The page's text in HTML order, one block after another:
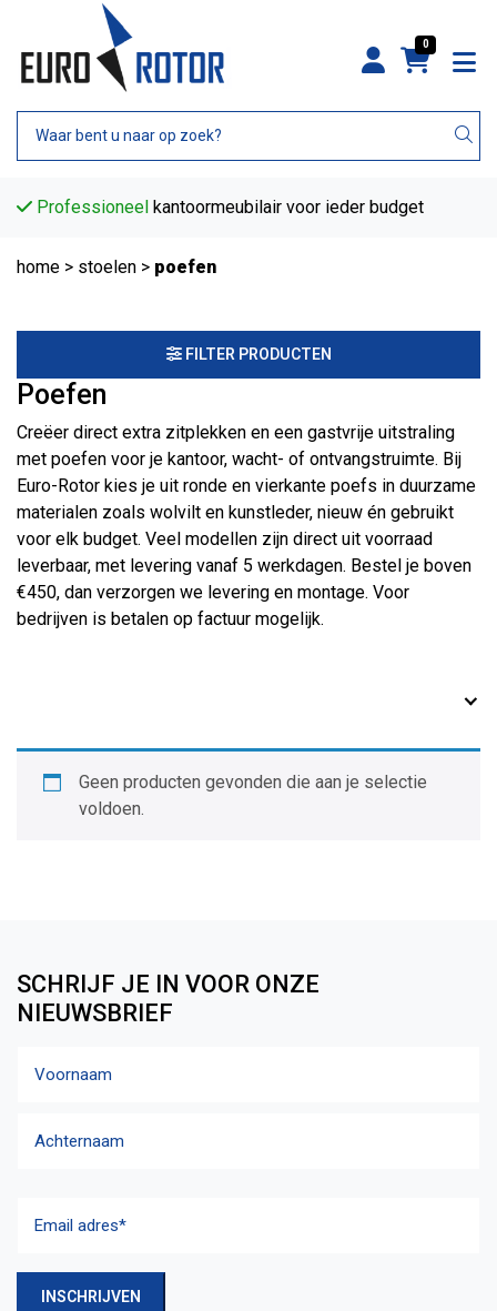
0
Professioneel kantoormeubilair voor ieder budget
home > stoelen > poefen
FILTER PRODUCTEN
Poefen
Creëer direct extra zitplekken en een gastvrije uitstraling
met poefen voor je kantoor, wacht- of ontvangstruimte. Bij
Euro-Rotor kies je uit ronde en vierkante poefs in duurzame
materialen zoals wolvilt en kunstleder, nieuw én gebruikt
voor elk budget. Veel modellen zijn direct uit voorraad
leverbaar, met levering vanaf 5 werkdagen. Bestel je boven
€450, dan verzorgen we levering en montage. Voor
bedrijven is betalen op factuur mogelijk.
Geen producten gevonden die aan je selectie
voldoen.
SCHRIJF JE IN VOOR ONZE
NIEUWSBRIEF
adres(Vereist)
INSCHRIJVEN